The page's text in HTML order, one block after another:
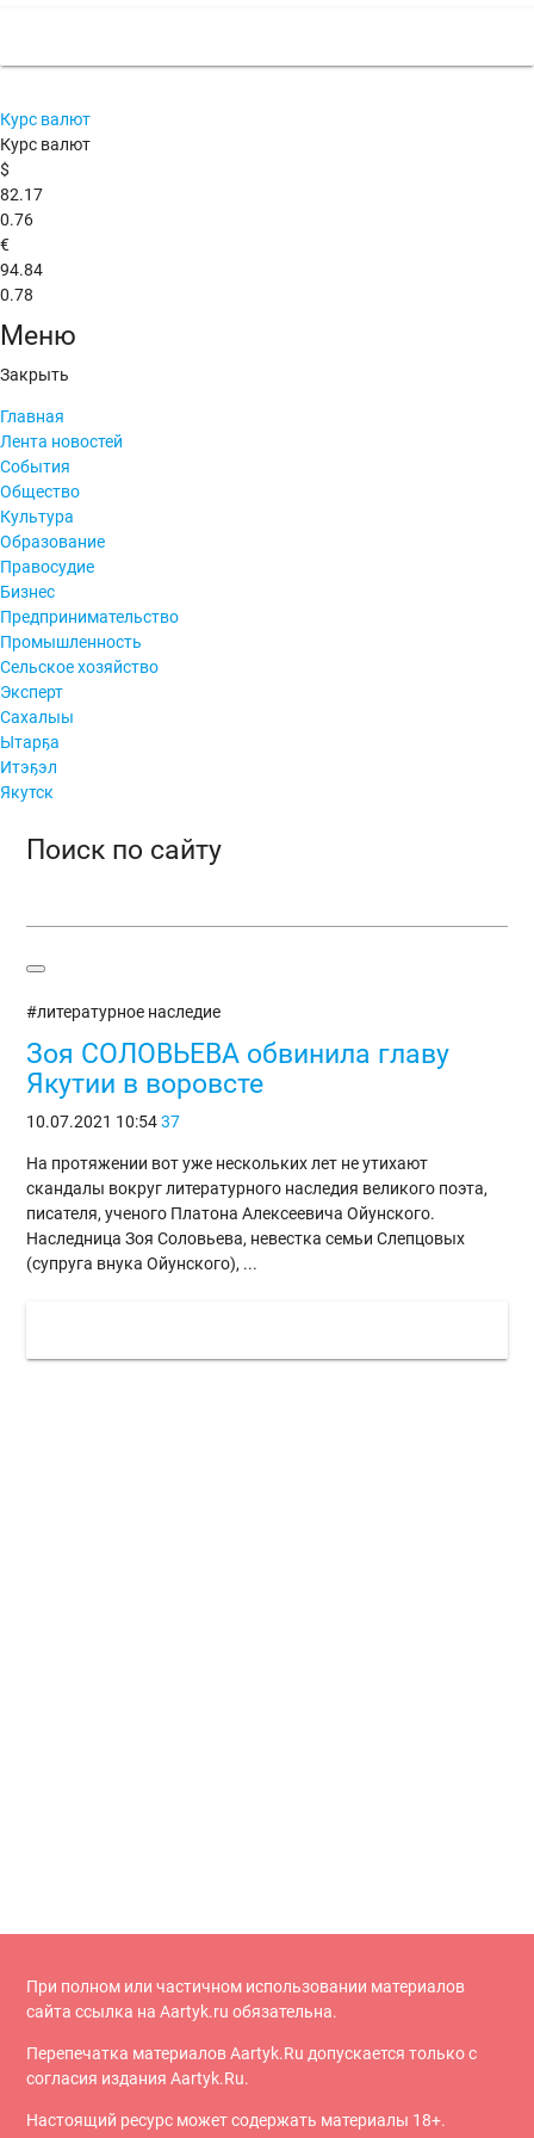
Курс валют
Курс валют
$
82.17
0.76
€
94.84
0.78
Меню
Закрыть
Главная
Лента новостей
События
Общество
Культура
Образование
Правосудие
Бизнес
Предпринимательство
Промышленность
Сельское хозяйство
Эксперт
Сахалыы
Ытарҕа
Итэҕэл
Якутск
Поиск по сайту
#литературное наследие
Зоя СОЛОВЬЕВА обвинила главу
Якутии в воровсте
10.07.2021 10:54 37
На протяжении вот уже нескольких лет не утихают
скандалы вокруг литературного наследия великого поэта,
писателя, ученого Платона Алексеевича Ойунского.
Наследница Зоя Соловьева, невестка семьи Слепцовых
(супруга внука Ойунского), ...
При полном или частичном использовании материалов
сайта ссылка на Aartyk.ru oбязательна.
Перепечатка материалов Aartyk.Ru допускается только с
согласия издания Aartyk.Ru.
Настоящий ресурс может содержать материалы 18+.